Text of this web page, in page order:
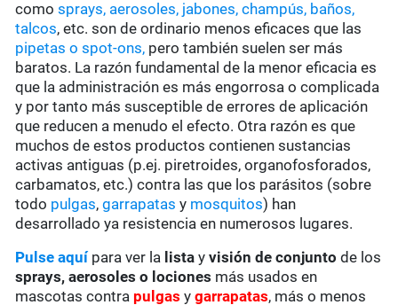
comosprays, aerosoles, jabones, champús, baños,
talcos, etc. son de ordinario menos eficaces que las
pipetas o spot-ons, pero también suelen ser más
baratos. La razón fundamental de la menor eficacia es
que la administración es más engorrosa o complicada
y por tanto más susceptible de errores de aplicación
que reducen a menudo el efecto. Otra razón es que
muchos de estos productos contienen sustancias
activas antiguas (p.ej. piretroides, organofosforados,
carbamatos, etc.) contra las que los parásitos (sobre
todo pulgas,garrapatas y mosquitos) han
desarrollado ya resistencia en numerosos lugares.
Pulse aquípara ver la lista yvisión de conjunto de los
sprays, aerosoles o lociones más usados en
mascotas contra pulgas ygarrapatas, más o menos